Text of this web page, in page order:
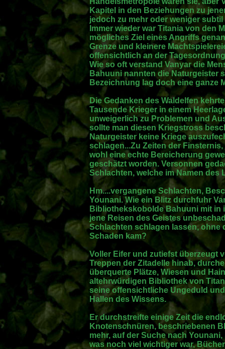
Kapitel in den Beziehungen zu
jedoch zu mehr oder weniger
Immer wieder war Titania von den
mögliches Ziel eines Angriffs
Grenze und kleinere
offensichtlich an der
Wie so oft verstand Vanyar die
Bahuuni nannten die Naturgeister
Bezeichnung lag doch eine ganze
Die Gedanken des Waldelfen
Tausende Krieger in einem
unweigerlich zu Problemen und
sollte man diesen Kriegstross
Naturgeister keine Kriege
schlagen...Zu Zeiten der
wohl eine echte Bereicherung
geschätzt worden. Versonnen
Schlachten, welche im Namen des
Hm....vergangene Schlachten,
Younani. Wie ein Blitz durchfuhr
Bibliothekskobolde Bahuuni mit in
jene Reisen des Geistes
Schlachten schlagen lassen, ohne
Schaden kam?
Voller Eifer und zutiefst überzeugt
Treppen der Zitadelle hinab,
überquerte Plätze, Wiesen und
altehrwürdigen Bibliothek von
seine offensichtliche Ungeduld
Hallen des Wissens.
Er durchstreifte einige Zeit die
Knotenschnüren, beschriebenen
mehr, auf der Suche nach
was noch viel wichtiger war,